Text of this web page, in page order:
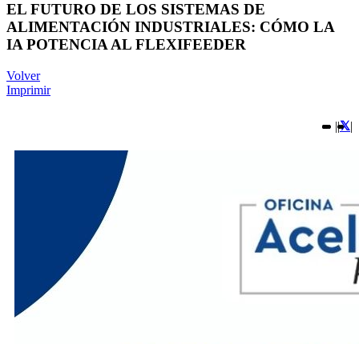
EL FUTURO DE LOS SISTEMAS DE
ALIMENTACIÓN INDUSTRIALES: CÓMO LA
IA POTENCIA AL FLEXIFEEDER
Volver
Imprimir
|| |